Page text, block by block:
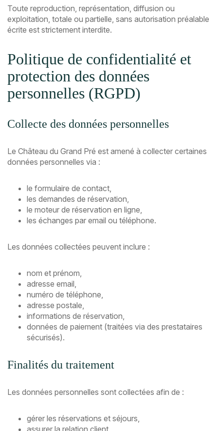
Toute reproduction, représentation, diffusion ou
exploitation, totale ou partielle, sans autorisation préalable
écrite est strictement interdite.
Politique de confidentialité et
protection des données
personnelles (RGPD)
Collecte des données personnelles
Le Château du Grand Pré est amené à collecter certaines
données personnelles via :
le formulaire de contact,
les demandes de réservation,
le moteur de réservation en ligne,
les échanges par email ou téléphone.
Les données collectées peuvent inclure :
nom et prénom,
adresse email,
numéro de téléphone,
adresse postale,
informations de réservation,
données de paiement (traitées via des prestataires
sécurisés).
Finalités du traitement
Les données personnelles sont collectées afin de :
gérer les réservations et séjours,